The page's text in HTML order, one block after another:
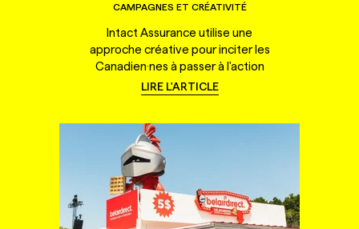
CAMPAGNES ET CRÉATIVITÉ
Intact Assurance utilise une
approche créative pour inciter les
Canadien·nes à passer à l'action
LIRE L'ARTICLE